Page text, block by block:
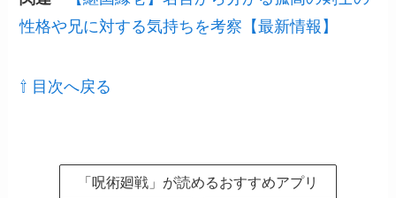
性格や兄に対する気持ちを考察【最新情報】
⇧ 目次へ戻る
「呪術廻戦」が読めるおすすめアプリ